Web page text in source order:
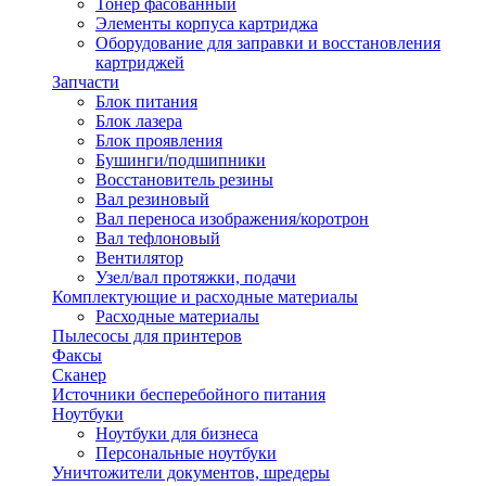
Элементы корпуса картриджа
Оборудование для заправки и восстановления
картриджей
Запчасти
Блок питания
Блок лазера
Блок проявления
Бушинги/подшипники
Восстановитель резины
Вал резиновый
Вал переноса изображения/коротрон
Вал тефлоновый
Вентилятор
Узел/вал протяжки, подачи
Комплектующие и расходные материалы
Расходные материалы
Пылесосы для принтеров
Факсы
Сканер
Источники бесперебойного питания
Ноутбуки
Ноутбуки для бизнеса
Персональные ноутбуки
Уничтожители документов, шредеры